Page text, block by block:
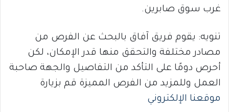
غرب سوق صابرين.
تنويه: يقوم فريق آفاق بالبحث عن الفرص من
مصادر مختلفة والتحقق منها قدر الإمكان، لكن
أحرص دومًا على التأكد من التفاصيل والجهة صاحبة
العمل وللمزيد من الفرص المميزة قم بزيارة
موقعنا الإلكتروني